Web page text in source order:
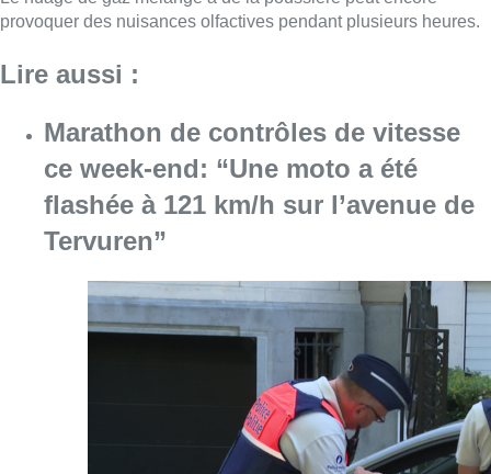
Consulter l'article "Marathon de contrôles
L’Union Saint-Gilloise attire
Bertram Kvist, milieu danois de 21